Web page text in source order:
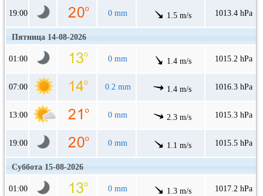
19:00 0 mm 1.5 m/s 1013.4 hPa
Пятница 14-08-2026
01:00 0 mm 1.4 m/s 1015.2 hPa
07:00 0.2 mm 1.4 m/s 1016.3 hPa
13:00 0 mm 2.3 m/s 1015.3 hPa
19:00 0 mm 1.1 m/s 1015.5 hPa
Суббота 15-08-2026
01:00 0 mm 1.3 m/s 1017.2 hPa